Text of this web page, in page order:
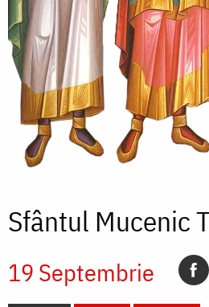
Sfântul Mucenic
19 Septembrie